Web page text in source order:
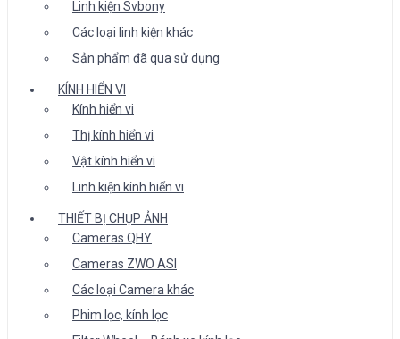
Linh kiện Svbony
Các loại linh kiện khác
Sản phẩm đã qua sử dụng
KÍNH HIỂN VI
Kính hiển vi
Thị kính hiển vi
Vật kính hiển vi
Linh kiện kính hiển vi
THIẾT BỊ CHỤP ẢNH
Cameras QHY
Cameras ZWO ASI
Các loại Camera khác
Phim lọc, kính lọc